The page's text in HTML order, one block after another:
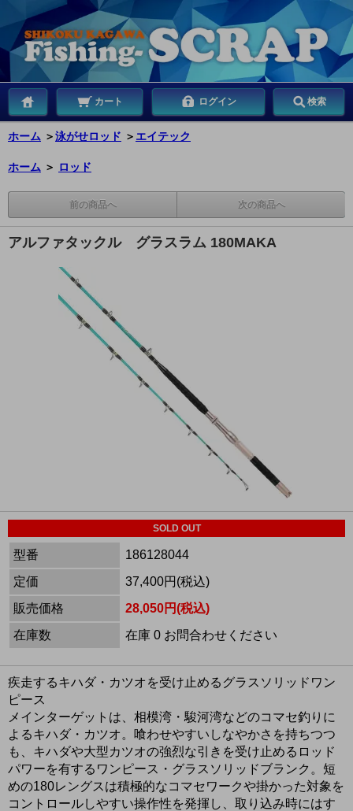
カート ログイン 検索
ホーム ＞泳がせロッド ＞ エイテック
ホーム ＞ ロッド
前の商品へ 次の商品へ
アルファタックル グラスラム 180MAKA
SOLD OUT
型番
186128044
定価
37,400円(税込)
販売価格
28,050円(税込)
在庫数
在庫 0 お問合わせください
疾走するキハダ・カツオを受け止めるグラスソリッドワン
ピース
メインターゲットは、相模湾・駿河湾などのコマセ釣りに
よるキハダ・カツオ。喰わせやすいしなやかさを持ちつつ
も、キハダや大型カツオの強烈な引きを受け止めるロッド
パワーを有するワンピース・グラスソリッドブランク。短
めの180レングスは積極的なコマセワークや掛かった対象を
コントロールしやすい操作性を発揮し、取り込み時にはす